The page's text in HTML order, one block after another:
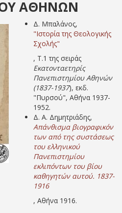
ΑΘΗΝΩΝ
Δ. Μπαλάνος,
"Ιστορία της Θεολογικής
Σχολής"
, Τ.1 της σειράς
Εκατονταετηρίς
Πανεπιστημίου Αθηνών
(1837-1937), εκδ.
"Πυρσού", Αθήνα 1937-
1952.
Δ. Α. Δημητριάδης,
Απάνθισμα βιογραφικόν
των από της συστάσεως
του ελληνικού
Πανεπιστημίου
εκλιπόντων του βίου
καθηγητών αυτού. 1837-
1916
, Αθήνα 1916.